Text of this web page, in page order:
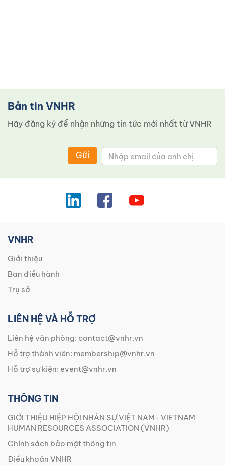
Bản tin VNHR
Hãy đăng ký để nhận những tin tức mới nhất từ ​​VNHR
Gửi
VNHR
Giới thiệu
Ban điều hành
Trụ sở
LIÊN HỆ VÀ HỖ TRỢ
Liên hệ văn phòng: contact@vnhr.vn
Hỗ trợ thành viên: membership@vnhr.vn
Hỗ trợ sự kiện: event@vnhr.vn
THÔNG TIN
GIỚI THIỆU HIỆP HỘI NHÂN SỰ VIỆT NAM- VIETNAM
HUMAN RESOURCES ASSOCIATION (VNHR)
Chính sách bảo mật thông tin
Điều khoản VNHR